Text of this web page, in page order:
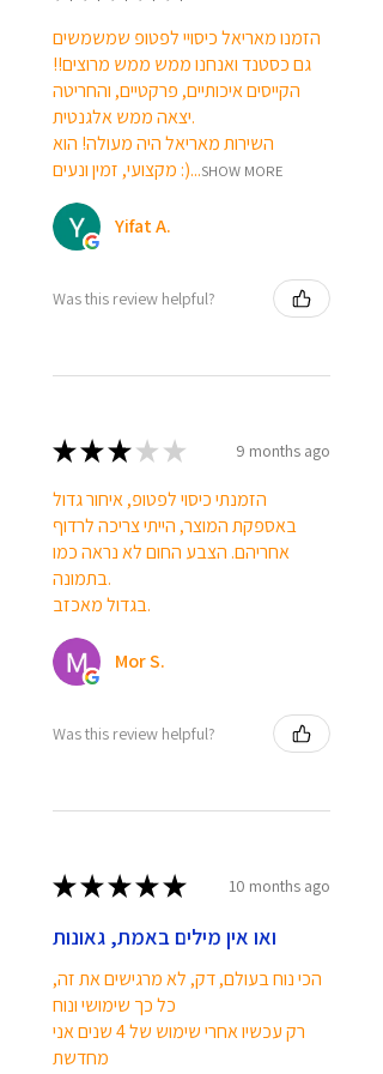
למעמד הטאבלט הזה אין חריץ לטעינה.
בעבודה עם טאבלט גדול יותר כמו iPad
Pro 11 ", מומלץ להציב את המכשיר
בצורה אופקית על המעמד הזה.
תכולת החבילה
1 x מעמד לטאבלט רב זוויתי
הזמנו מאריאל כיסויי לפטופ שמשמשים
גם כסטנד ואנחנו ממש ממש מרוצים!!
הקייסים איכותיים, פרקטיים, והחריטה
יצאה ממש אלגנטית.
השירות מאריאל היה מעולה! הוא
מקצועי, זמין ונעים :)...SHOW MORE
Yifat A.
Was this review helpful?
★★★ ★ ★ 9 months ago
הזמנתי כיסוי לפטופ, איחור גדול
באספקת המוצר, הייתי צריכה לרדוף
אחריהם. הצבע החום לא נראה כמו
בתמונה.
בגדול מאכזב.
Mor S.
Was this review helpful?
★★★★★ 10 months ago
ואו אין מילים באמת, גאונות
הכי נוח בעולם, דק, לא מרגישים את זה,
כל כך שימושי ונוח
רק עכשיו אחרי שימוש של 4 שנים אני
מחדשת